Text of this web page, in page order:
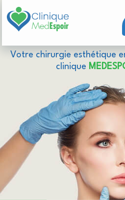
Votre chirurgie esthétique
clinique